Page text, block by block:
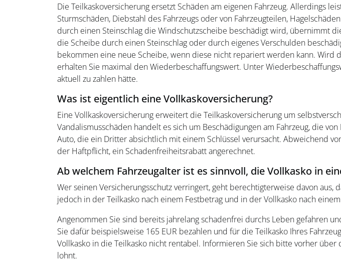
Die Teilkaskoversicherung ersetzt Schäden am eigenen Fahrzeug. Allerdings
Sturmschäden, Diebstahl des Fahrzeugs oder von Fahrzeugteilen,
durch einen Steinschlag die Windschutzscheibe beschädigt wird, übernimmt
die Scheibe durch einen Steinschlag oder durch eigenes Verschulden
bekommen eine neue Scheibe, wenn diese nicht repariert werden kann. Wird
erhalten Sie maximal den Wiederbeschaffungswert. Unter
aktuell zu zahlen hätte.
Was ist eigentlich eine Vollkaskoversicherung?
Eine Vollkaskoversicherung erweitert die Teilkaskoversicherung um
Vandalismusschäden handelt es sich um Beschädigungen am Fahrzeug, die
Auto, die ein Dritter absichtlich mit einem Schlüssel verursacht. Abweichend
der Haftpflicht, ein Schadenfreiheitsrabatt angerechnet.
Ab welchem Fahrzeugalter ist es sinnvoll, die Vollkasko in
Wer seinen Versicherungsschutz verringert, geht berechtigterweise davon
jedoch in der Teilkasko nach einem Festbetrag und in der Vollkasko nach
Angenommen Sie sind bereits jahrelang schadenfrei durchs Leben gefahren
Sie dafür beispielsweise 165 EUR bezahlen und für die Teilkasko Ihres
Vollkasko in die Teilkasko nicht rentabel. Informieren Sie sich bitte vorher
lohnt.